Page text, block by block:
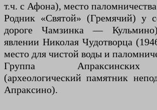
т.ч. с Афона), место
Родник «Святой» (Гремячий) у
дороге Чамзинка —
явлении Николая Чудотворца
место для чистой воды и
Группа Апраксинских
(археологический памятник
Апраксино).